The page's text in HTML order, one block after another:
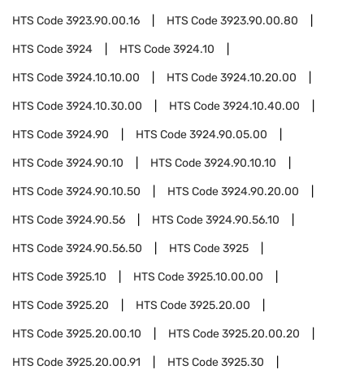
HTS Code3923.90.00.16 HTS Code3923.90.00.80
HTS Code3924 HTS Code3924.10
HTS Code3924.10.10.00 HTS Code3924.10.20.00
HTS Code3924.10.30.00 HTS Code3924.10.40.00
HTS Code3924.90 HTS Code3924.90.05.00
HTS Code3924.90.10 HTS Code3924.90.10.10
HTS Code3924.90.10.50 HTS Code3924.90.20.00
HTS Code3924.90.56 HTS Code3924.90.56.10
HTS Code3924.90.56.50 HTS Code3925
HTS Code3925.10 HTS Code3925.10.00.00
HTS Code3925.20 HTS Code3925.20.00
HTS Code3925.20.00.10 HTS Code3925.20.00.20
HTS Code3925.20.00.91 HTS Code3925.30